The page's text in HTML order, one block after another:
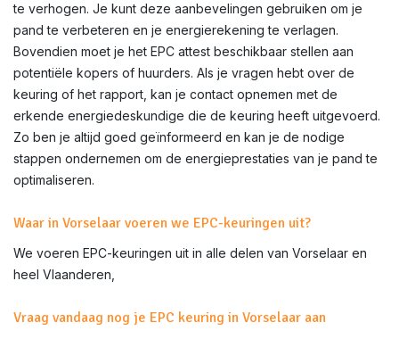
te verhogen. Je kunt deze aanbevelingen gebruiken om je
pand te verbeteren en je energierekening te verlagen.
Bovendien moet je het EPC attest beschikbaar stellen aan
potentiële kopers of huurders. Als je vragen hebt over de
keuring of het rapport, kan je contact opnemen met de
erkende energiedeskundige die de keuring heeft uitgevoerd.
Zo ben je altijd goed geïnformeerd en kan je de nodige
stappen ondernemen om de energieprestaties van je pand te
optimaliseren.
Waar in Vorselaar voeren we EPC-keuringen uit?
We voeren EPC-keuringen uit in alle delen van Vorselaar en
heel Vlaanderen,
Vraag vandaag nog je EPC keuring in Vorselaar aan